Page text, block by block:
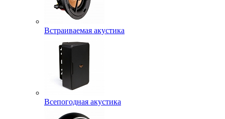
Встраиваемая акустика
Всепогодная акустика